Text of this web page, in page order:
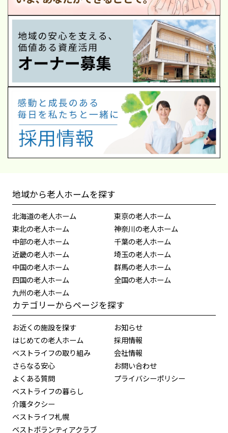
地域から老人ホームを探す
北海道の老人ホーム
東北の老人ホーム
中部の老人ホーム
近畿の老人ホーム
中国の老人ホーム
四国の老人ホーム
九州の老人ホーム
東京の老人ホーム
神奈川の老人ホーム
千葉の老人ホーム
埼玉の老人ホーム
群馬の老人ホーム
全国の老人ホーム
カテゴリーからページを探す
お近くの施設を探す
はじめての老人ホーム
ベストライフの取り組み
さらなる安心
よくある質問
ベストライフの暮らし
介護タクシー
ベストライフ札幌
ベストボランティアクラブ
お知らせ
採用情報
会社情報
お問い合わせ
プライバシーポリシー